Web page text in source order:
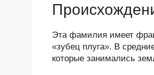
a
ss
ni
ki
o
o
k
Эта фамилия имеет
«зубец плуга». В
которые занимались